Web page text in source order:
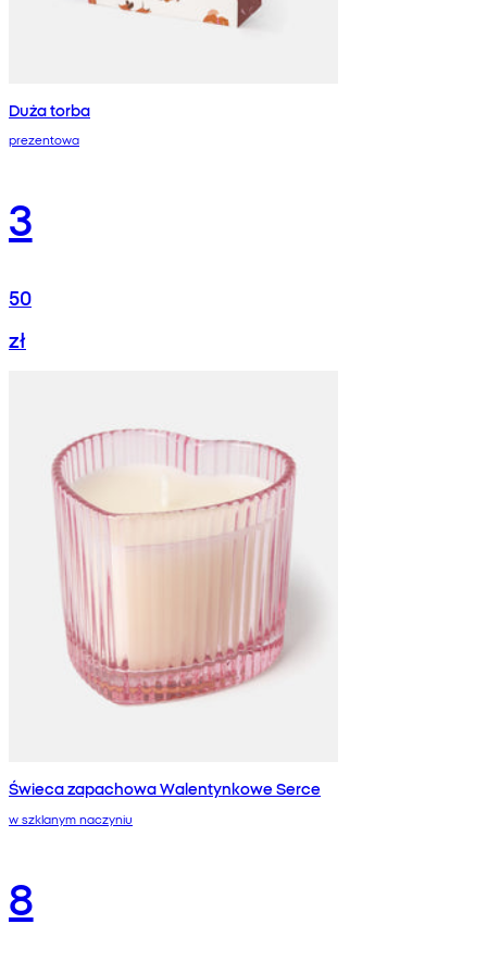
Duża torba
prezentowa
3
50
zł
Świeca zapachowa Walentynkowe Serce
w szklanym naczyniu
8